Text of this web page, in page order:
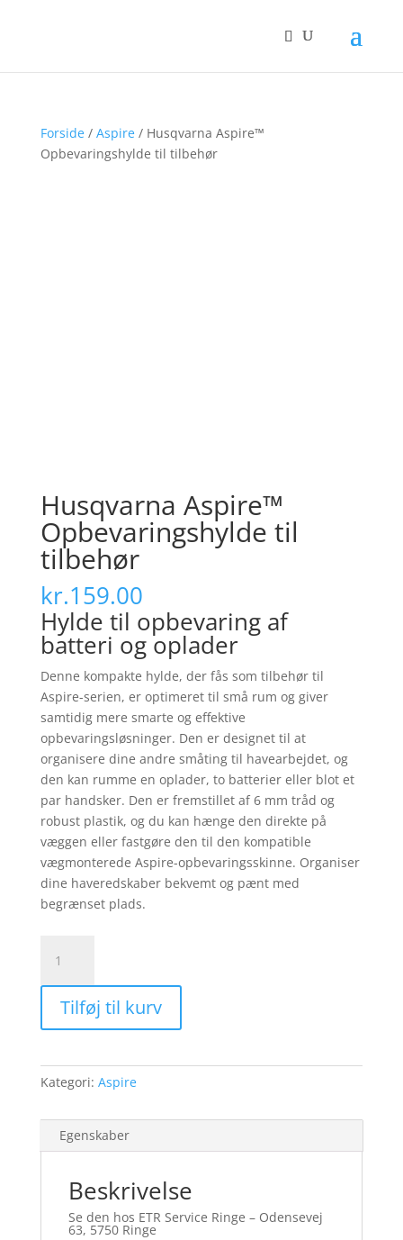
Forside/ Aspire/ Husqvarna Aspire™
Opbevaringshylde til tilbehør
Husqvarna Aspire™
Opbevaringshylde til
tilbehør
kr.159.00
Hylde til opbevaring af
batteri og oplader
Denne kompakte hylde, der fås som tilbehør til
Aspire-serien, er optimeret til små rum og giver
samtidig mere smarte og effektive
opbevaringsløsninger. Den er designet til at
organisere dine andre småting til havearbejdet, og
den kan rumme en oplader, to batterier eller blot et
par handsker. Den er fremstillet af 6 mm tråd og
robust plastik, og du kan hænge den direkte på
væggen eller fastgøre den til den kompatible
vægmonterede Aspire-opbevaringsskinne. Organiser
dine haveredskaber bekvemt og pænt med
begrænset plads.
Aspire™
Opbevaringshylde
tilbehør
Tilføj til kurv
Kategori: Aspire
Egenskaber
Beskrivelse
Se den hos ETR Service Ringe – Odensevej
63, 5750 Ringe